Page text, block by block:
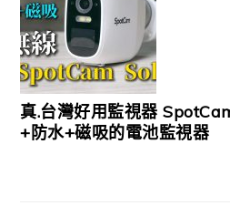
真.台灣好用監視器
+防水+磁吸的電池監視器